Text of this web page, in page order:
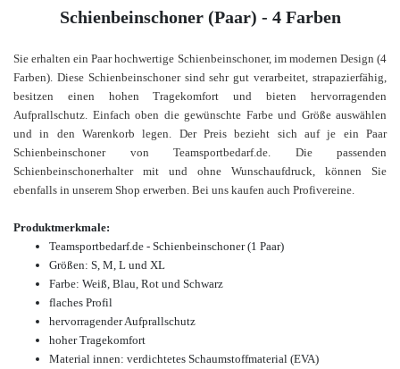
Schienbeinschoner (Paar) - 4 Farben
Sie erhalten ein Paar hochwertige Schienbeinschoner, im modernen Design (4
Farben). Diese Schienbeinschoner sind sehr gut verarbeitet, strapazierfähig,
besitzen einen hohen Tragekomfort und bieten hervorragenden
Aufprallschutz. Einfach oben die gewünschte Farbe und Größe auswählen
und in den Warenkorb legen. Der Preis bezieht sich auf je ein Paar
Schienbeinschoner von Teamsportbedarf.de. Die passenden
Schienbeinschonerhaltermit und ohne Wunschaufdruck, können Sie
ebenfalls in unserem Shop erwerben. Bei uns kaufen auch Profivereine.
Produktmerkmale:
Teamsportbedarf.de - Schienbeinschoner (1 Paar)
Größen: S, M, L und XL
Farbe: Weiß, Blau, Rot und Schwarz
flaches Profil
hervorragender Aufprallschutz
hoher Tragekomfort
Material innen: verdichtetes Schaumstoffmaterial (EVA)